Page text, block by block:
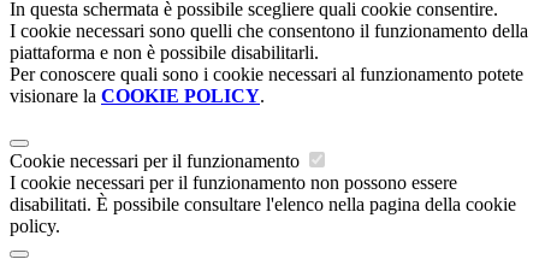
In questa schermata è possibile scegliere quali cookie consentire.
I cookie necessari sono quelli che consentono il funzionamento della
piattaforma e non è possibile disabilitarli.
Per conoscere quali sono i cookie necessari al funzionamento potete
visionare la COOKIE POLICY.
Cookie necessari per il funzionamento
I cookie necessari per il funzionamento non possono essere
disabilitati. È possibile consultare l'elenco nella pagina della cookie
policy.